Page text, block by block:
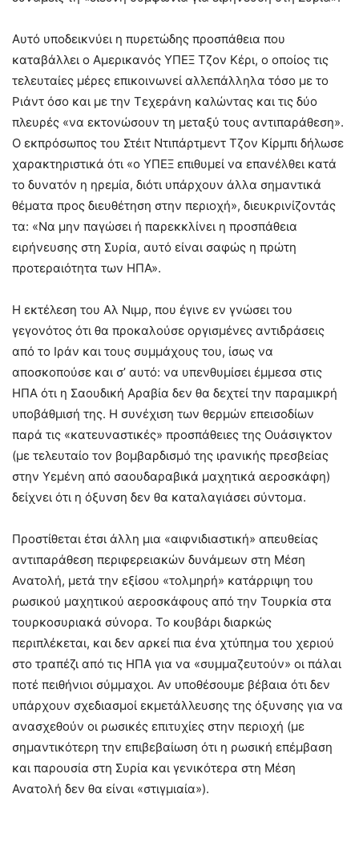
Αυτό υποδεικνύει η πυρετώδης προσπάθεια που
καταβάλλει ο Αμερικανός ΥΠΕΞ Τζον Κέρι, ο οποίος τις
τελευταίες μέρες επικοινωνεί αλλεπάλληλα τόσο με το
Ριάντ όσο και με την Τεχεράνη καλώντας και τις δύο
πλευρές «να εκτονώσουν τη μεταξύ τους αντιπαράθεση».
Ο εκπρόσωπος του Στέιτ Ντιπάρτμεντ Τζον Κίρμπι δήλωσε
χαρακτηριστικά ότι «ο ΥΠΕΞ επιθυμεί να επανέλθει κατά
το δυνατόν η ηρεμία, διότι υπάρχουν άλλα σημαντικά
θέματα προς διευθέτηση στην περιοχή», διευκρινίζοντάς
τα: «Να μην παγώσει ή παρεκκλίνει η προσπάθεια
ειρήνευσης στη Συρία, αυτό είναι σαφώς η πρώτη
προτεραιότητα των ΗΠΑ».
Η εκτέλεση του Αλ Νιμρ, που έγινε εν γνώσει του
γεγονότος ότι θα προκαλούσε οργισμένες αντιδράσεις
από το Ιράν και τους συμμάχους του, ίσως να
αποσκοπούσε και σ’ αυτό: να υπενθυμίσει έμμεσα στις
ΗΠΑ ότι η Σαουδική Αραβία δεν θα δεχτεί την παραμικρή
υποβάθμισή της. Η συνέχιση των θερμών επεισοδίων
παρά τις «κατευναστικές» προσπάθειες της Ουάσιγκτον
(με τελευταίο τον βομβαρδισμό της ιρανικής πρεσβείας
στην Υεμένη από σαουδαραβικά μαχητικά αεροσκάφη)
δείχνει ότι η όξυνση δεν θα καταλαγιάσει σύντομα.
Προστίθεται έτσι άλλη μια «αιφνιδιαστική» απευθείας
αντιπαράθεση περιφερειακών δυνάμεων στη Μέση
Ανατολή, μετά την εξίσου «τολμηρή» κατάρριψη του
ρωσικού μαχητικού αεροσκάφους από την Τουρκία στα
τουρκοσυριακά σύνορα. Το κουβάρι διαρκώς
περιπλέκεται, και δεν αρκεί πια ένα χτύπημα του χεριού
στο τραπέζι από τις ΗΠΑ για να «συμμαζευτούν» οι πάλαι
ποτέ πειθήνιοι σύμμαχοι. Αν υποθέσουμε βέβαια ότι δεν
υπάρχουν σχεδιασμοί εκμετάλλευσης της όξυνσης για να
ανασχεθούν οι ρωσικές επιτυχίες στην περιοχή (με
σημαντικότερη την επιβεβαίωση ότι η ρωσική επέμβαση
και παρουσία στη Συρία και γενικότερα στη Μέση
Ανατολή δεν θα είναι «στιγμιαία»).